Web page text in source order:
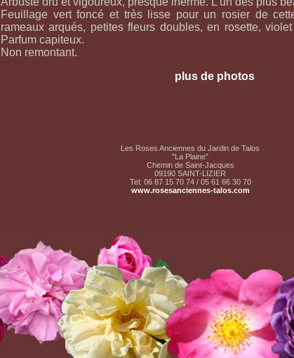
Feuillage vert foncé et très lisse pour un rosier de
rameaux arqués, petites fleurs doubles, en rosette,
Parfum capiteux.
Non remontant.
plus de photos
Les Roses Anciennes du Jardin de Talos
"La Plaine"
Chemin de Saint-Jacques
09190 SAINT-LIZIER
Tel: 06 87 15 70 74 / 05 61 66 30 70
www.rosesanciennes-talos.com